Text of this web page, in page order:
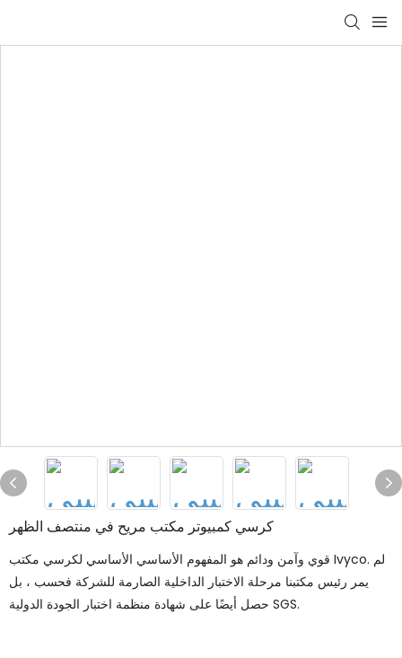
كرسي كمبيوتر مكتب مريح في منتصف الظهر
قوي وآمن ودائم هو المفهوم الأساسي الأساسي لكرسي مكتب Ivyco. لم
يمر رئيس مكتبنا مرحلة الاختبار الداخلية الصارمة للشركة فحسب ، بل
حصل أيضًا على شهادة منظمة اختبار الجودة الدولية SGS.